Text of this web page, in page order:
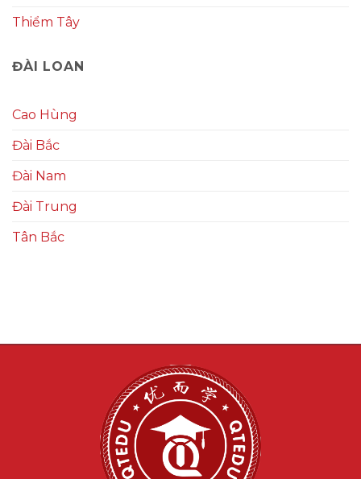
Thiểm Tây
ĐÀI LOAN
Cao Hùng
Đài Bắc
Đài Nam
Đài Trung
Tân Bắc